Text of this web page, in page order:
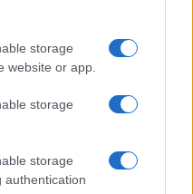
storage
website or app.
storage
storage
authentication
Παιδεία και την εργασία